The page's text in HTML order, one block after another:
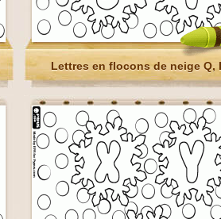
Lettres en flocons de neige Q,